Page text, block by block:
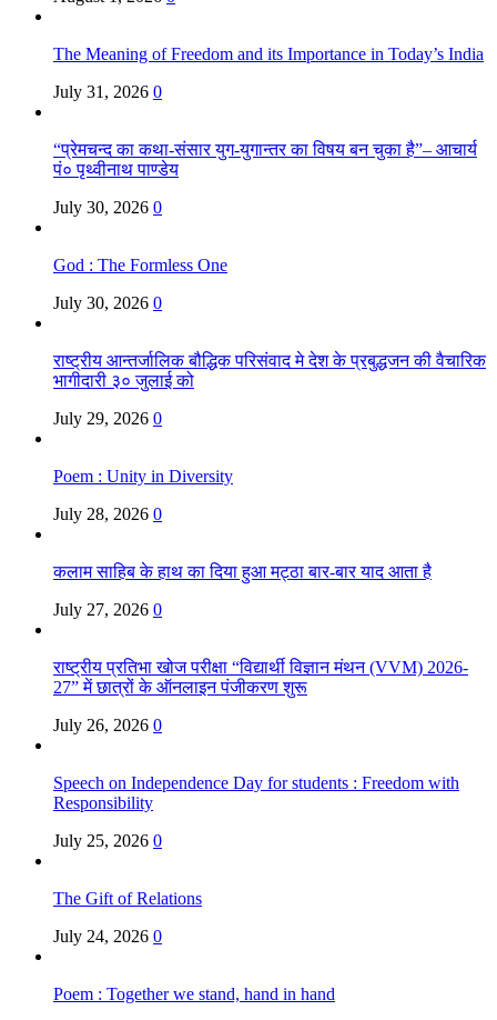
The Meaning of Freedom and its Importance in Today’s India
July 31, 2026 0
“प्रेमचन्द का कथा-संसार युग-युगान्तर का विषय बन चुका है”– आचार्य
पं० पृथ्वीनाथ पाण्डेय
July 30, 2026 0
God : The Formless One
July 30, 2026 0
राष्ट्रीय आन्तर्जालिक बौद्धिक परिसंवाद मे देश के प्रबुद्धजन की वैचारिक
भागीदारी ३० जुलाई को
July 29, 2026 0
Poem : Unity in Diversity
July 28, 2026 0
कलाम साहिब के हाथ का दिया हुआ मट्ठा बार-बार याद आता है
July 27, 2026 0
राष्ट्रीय प्रतिभा खोज परीक्षा “विद्यार्थी विज्ञान मंथन (VVM) 2026-
27” में छात्रों के ऑनलाइन पंजीकरण शुरू
July 26, 2026 0
Speech on Independence Day for students : Freedom with
Responsibility
July 25, 2026 0
The Gift of Relations
July 24, 2026 0
Poem : Together we stand, hand in hand